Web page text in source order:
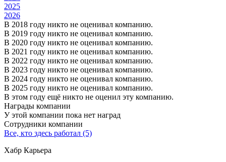
2025
2026
В 2018 году никто не оценивал компанию.
В 2019 году никто не оценивал компанию.
В 2020 году никто не оценивал компанию.
В 2021 году никто не оценивал компанию.
В 2022 году никто не оценивал компанию.
В 2023 году никто не оценивал компанию.
В 2024 году никто не оценивал компанию.
В 2025 году никто не оценивал компанию.
В этом году ещё никто не оценил эту компанию.
Награды компании
У этой компании пока нет наград
Сотрудники компании
Все, кто здесь работал (5)
Хабр Карьера